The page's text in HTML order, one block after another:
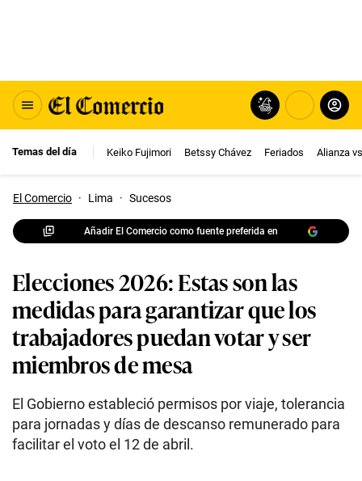
Temas del día Keiko Fujimori Betssy Chávez Feriados Alianza
El Comercio · Lima · Sucesos
Añadir El Comercio como fuente preferida en
Elecciones 2026: Estas son las
medidas para garantizar que los
trabajadores puedan votar y ser
miembros de mesa
El Gobierno estableció permisos por viaje, tolerancia
para jornadas y días de descanso remunerado para
facilitar el voto el 12 de abril.